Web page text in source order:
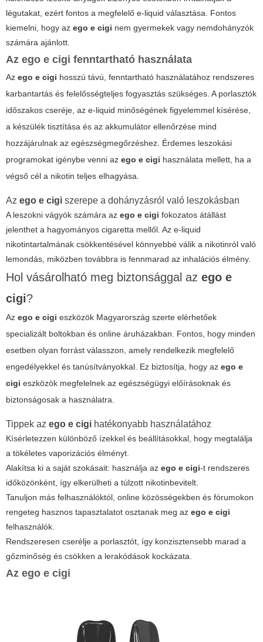
légutakat, ezért fontos a megfelelő e-liquid választása. Fontos
kiemelni, hogy az ego e cigi nem gyermekek vagy nemdohányzók
számára ajánlott.
Az ego e cigi fenntartható használata
Az ego e cigi hosszú távú, fenntartható használatához rendszeres
karbantartás és felelősségteljes fogyasztás szükséges. A porlasztók
időszakos cseréje, az e-liquid minőségének figyelemmel kísérése,
a készülék tisztítása és az akkumulátor ellenőrzése mind
hozzájárulnak az egészségmegőrzéshez. Érdemes leszokási
programokat igénybe venni az ego e cigi használata mellett, ha a
végső cél a nikotin teljes elhagyása.
Az ego e cigi szerepe a dohányzásról való leszokásban
A leszokni vágyók számára az ego e cigi fokozatos átállást
jelenthet a hagyományos cigaretta mellől. Az e-liquid
nikotintartalmának csökkentésével könnyebbé válik a nikotinról való
lemondás, miközben továbbra is fennmarad az inhalációs élmény.
Hol vásárolható meg biztonsággal az ego e
cigi?
Az ego e cigi eszközök Magyarország szerte elérhetőek
specializált boltokban és online áruházakban. Fontos, hogy minden
esetben olyan forrást válasszon, amely rendelkezik megfelelő
engedélyekkel és tanúsítványokkal. Ez biztosítja, hogy az ego e
cigi eszközök megfelelnek az egészségügyi előírásoknak és
biztonságosak a használatra.
Tippek az ego e cigi hatékonyabb használatához
Kísérletezzen különböző ízekkel és beállításokkal, hogy megtalálja
a tökéletes vaporizációs élményt.
Alakítsa ki a saját szokásait: használja az ego e cigi-t rendszeres
időközönként, így elkerülheti a túlzott nikotinbevitelt.
Tanuljon más felhasználóktól, online közösségekben és fórumokon
rengeteg hasznos tapasztalatot osztanak meg az ego e cigi
felhasználók.
Rendszeresen cserélje a porlasztót, így konzisztensebb marad a
gőzminőség és csökken a lerakódások kockázata.
Az ego e cigi